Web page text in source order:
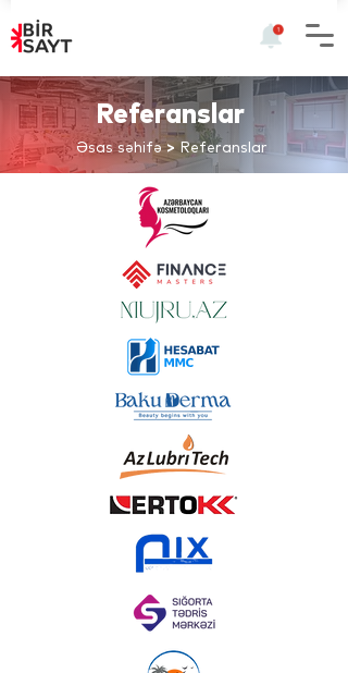
Referanslar
Əsas səhifə > Referanslar